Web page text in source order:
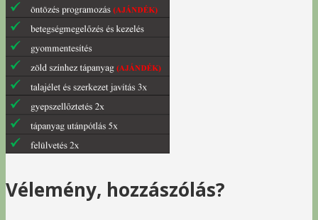
Vélemény, hozzászólás?